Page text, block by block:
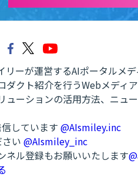
リーが運営するAIポータルメ
ダクト紹介を行うWebメディ
ューションの活用方法、ニュ
しています @AIsmiley.inc
さい @AIsmiley_inc
ネル登録もお願いいたします